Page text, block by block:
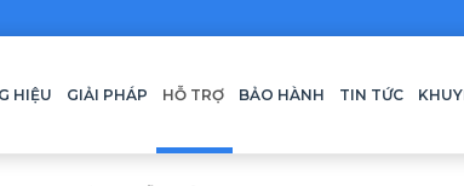
HIỆU GIẢI PHÁP HỖ TRỢ BẢO HÀNH TIN TỨC